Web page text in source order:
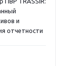
и
отчетности